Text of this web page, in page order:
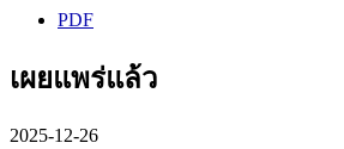
PDF
เผยแพร่แล้ว
2025-12-26